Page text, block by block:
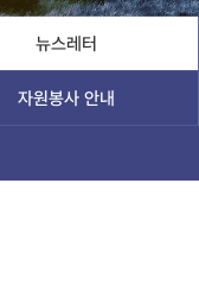
뉴스레터
자원봉사 안내